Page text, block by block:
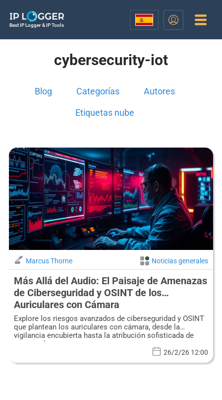
Best IP Logger & IP Tools
cybersecurity-iot
Blog Categorías Autores
Etiquetas nube
Marcus Thorne Noticias generales
Más Allá del Audio: El Paisaje de Amenazas
de Ciberseguridad y OSINT de los
Auriculares con Cámara
Explore los riesgos avanzados de ciberseguridad y OSINT
que plantean los auriculares con cámara, desde la
vigilancia encubierta hasta la atribución sofisticada de
actores de amenazas.
26/2/26 12:00